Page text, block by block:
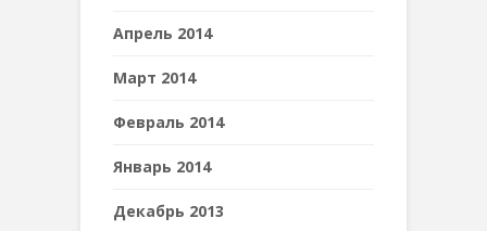
Апрель 2014
Март 2014
Февраль 2014
Январь 2014
Декабрь 2013